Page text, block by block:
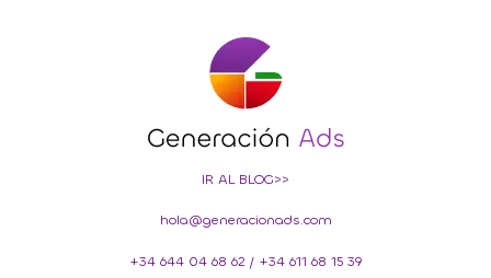
IR AL BLOG>>
hola@generacionads.com
+34 644 04 68 62 / +34 611 68 15 39